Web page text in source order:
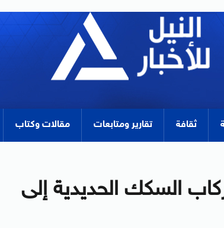
ثقافة تقارير ومتابعات مقالات وكتاب
جديدة لركاب السكك الحديدية إلى